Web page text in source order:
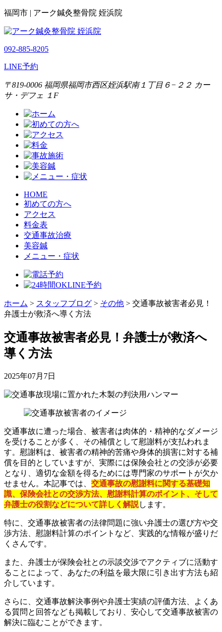
福岡市 | アーク鍼灸整骨院 姪浜院
092-885-8205
LINE予約
〒819-0006 福岡県福岡市西区姪浜駅南１丁目６−２２ カー
サ・デフェ １F
HOME
初めての方へ
アクセス
料金表
交通事故治療
美容鍼
メニュー・症状
ホーム > スタッフブログ > その他 > 交通事故被害者必見！
弁護士が救済へ導く方法
交通事故被害者必見！弁護士が救済へ
導く方法
2025年07月7日
交通事故に遭った場合、被害者は肉体的・精神的なダメージ
を受けることが多く、その補償として慰謝料が支払われま
す。慰謝料は、被害者の精神的苦痛や身体的損害に対する補
償を目的としていますが、実際には保険会社との交渉が必要
となり、適切な金額を得るためには専門家のサポートが欠か
せません。本記事では、 交通事故の慰謝料に関する基礎知
識、保険会社との交渉方法、慰謝料計算のポイント、そして
弁護士の役割などについて詳しく解説します。
特に、交通事故被害者の法律問題に強い弁護士の選び方や交
渉方法、慰謝料計算のポイントなど、実践的な情報が盛りだ
くさんです。
また、弁護士が保険会社との示談交渉でアクティブに活動す
ることによって、あなたの利益を最大限に引き出す方法も紹
介しています。
さらに、交通事故解決事例や弁護士実績の評価方法、よくあ
る質問と回答なども掲載しており、安心して交通事故被害の
解決に臨むことができます。